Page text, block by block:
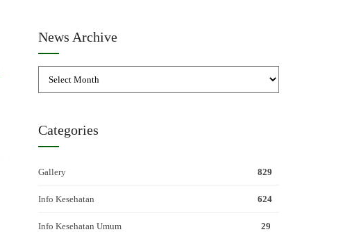
News Archive
Categories
Gallery 829
Info Kesehatan 624
Info Kesehatan Umum 29